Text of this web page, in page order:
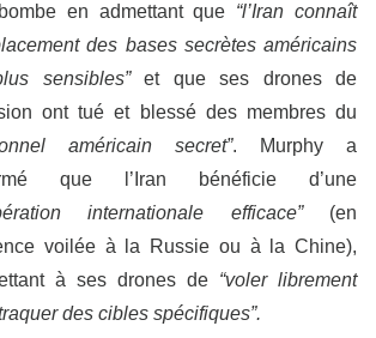
en admettant que “l’Iran connaît
des bases secrètes américains
sensibles”et que ses drones de
ont tué et blessé des membres du
américain secret”. Murphy a
que l’Iran bénéficie d’une
internationale efficace” (en
voilée à la Russie ou à la Chine),
à ses drones de “voler librement
des cibles spécifiques”.